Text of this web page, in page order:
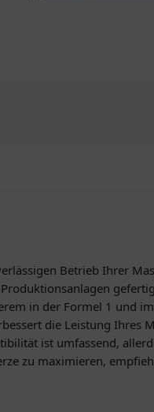
Betrieb Ihrer
in der Formel 1 und
die Leistung Ihres
ist umfassend,
zu maximieren,